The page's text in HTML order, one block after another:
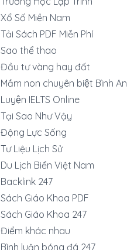
Xổ Số Miền Nam
Tải Sách PDF Miễn Phí
Sao thể thao
Đầu tư vàng hay đất
Mầm non chuyên biệt Bình An
Luyện IELTS Online
Tại Sao Như Vậy
Động Lực Sống
Tư Liệu Lịch Sử
Du Lịch Biển Việt Nam
Backlink 247
Sách Giáo Khoa PDF
Sách Giáo Khoa 247
Điểm khác nhau
Bình luận bóng đá 247